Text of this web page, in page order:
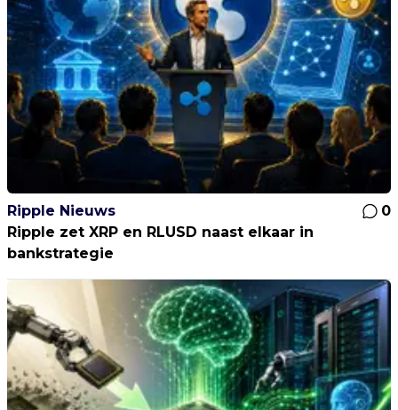
Ripple Nieuws
0
Ripple zet XRP en RLUSD naast elkaar in
bankstrategie